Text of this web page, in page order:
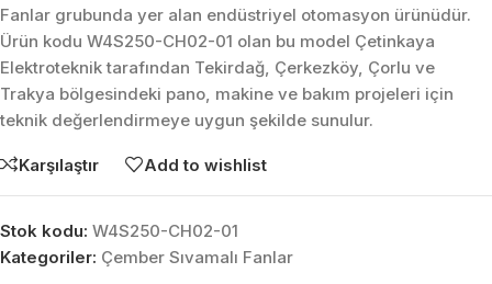
Fanlar grubunda yer alan endüstriyel otomasyon ürünüdür.
Ürün kodu W4S250-CH02-01 olan bu model Çetinkaya
Elektroteknik tarafından Tekirdağ, Çerkezköy, Çorlu ve
Trakya bölgesindeki pano, makine ve bakım projeleri için
teknik değerlendirmeye uygun şekilde sunulur.
Karşılaştır Add to wishlist
Stok kodu: W4S250-CH02-01
Kategoriler: Çember Sıvamalı Fanlar